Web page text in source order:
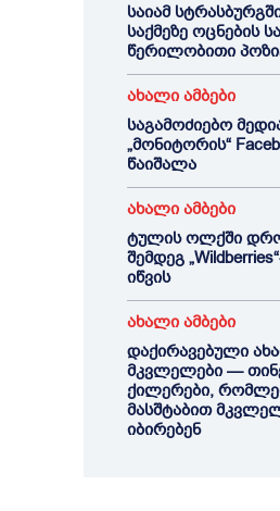
საიამ
საქმეზე ოცნების
წერილობითი
ახალი ამბები
საგამოძიებო
„მონიტორის“
წაიშალა
ახალი ამბები
ტულის ოლქში
შემდეგ
იწვის
ახალი ამბები
დაქირავებული
მკვლელები —
ქილერები,
მასშტაბით
იბირებენ